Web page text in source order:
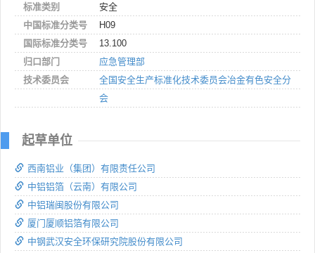
标准类别
安全
中国标准分类号
H09
国际标准分类号
13.100
归口部门
应急管理部
技术委员会
全国安全生产标准化技术委员会冶金有色安全分
会
起草单位
西南铝业（集团）有限责任公司
中铝铝箔（云南）有限公司
中铝瑞闽股份有限公司
厦门厦顺铝箔有限公司
中钢武汉安全环保研究院股份有限公司